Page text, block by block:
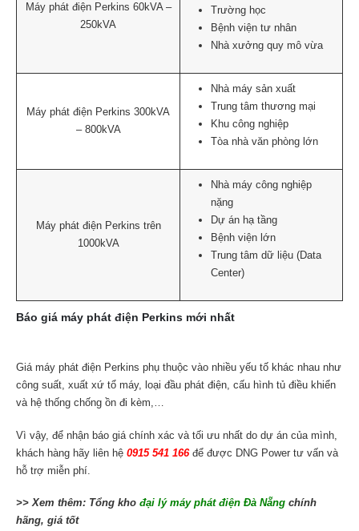
Máy phát điện Perkins 60kVA –
250kVA
Trường học
Bệnh viện tư nhân
Nhà xưởng quy mô vừa
Máy phát điện Perkins 300kVA
– 800kVA
Nhà máy sản xuất
Trung tâm thương mại
Khu công nghiệp
Tòa nhà văn phòng lớn
Máy phát điện Perkins trên
1000kVA
Nhà máy công nghiệp
nặng
Dự án hạ tầng
Bệnh viện lớn
Trung tâm dữ liệu (Data
Center)
Báo giá máy phát điện Perkins mới nhất
Giá máy phát điện Perkins phụ thuộc vào nhiều yếu tố khác nhau như
công suất, xuất xứ tổ máy, loại đầu phát điện, cấu hình tủ điều khiển
và hệ thống chống ồn đi kèm,…
Vì vậy, để nhận báo giá chính xác và tối ưu nhất do dự án của mình,
khách hàng hãy liên hệ 0915 541 166 để được DNG Power tư vấn và
hỗ trợ miễn phí.
>> Xem thêm: Tổng kho đại lý máy phát điện Đà Nẵng chính
hãng, giá tốt